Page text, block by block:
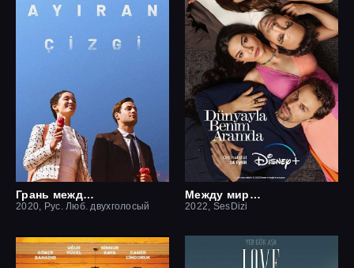
Грань между нами
2020, Рус. Люб. двухголосый
Между миром и мной
2022, SesDizi